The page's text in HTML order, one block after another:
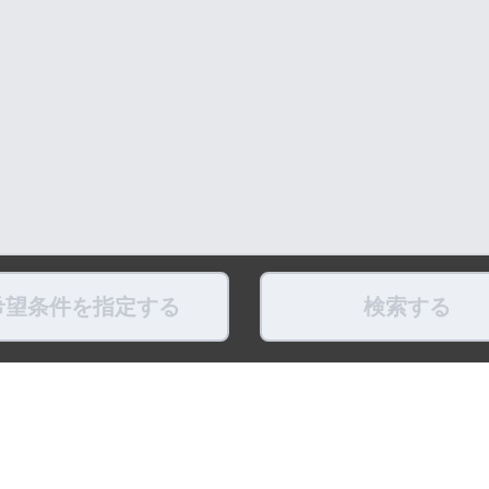
望条件を指定する 検索する